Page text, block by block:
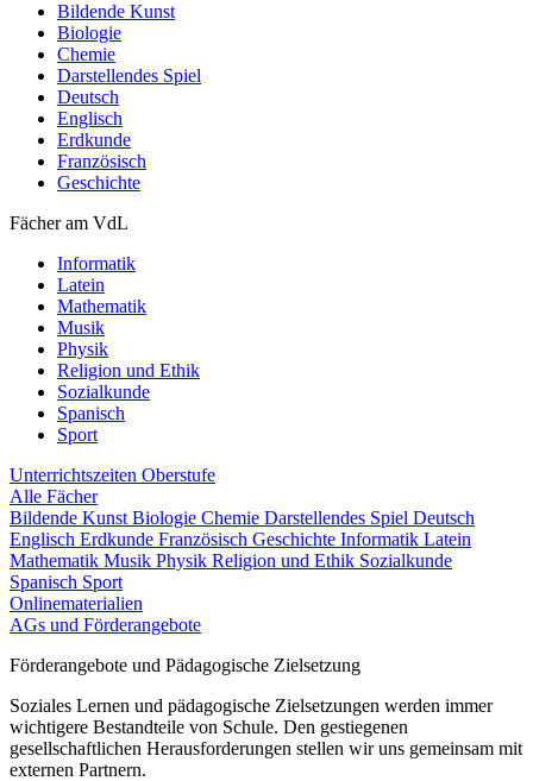
Bildende Kunst
Biologie
Chemie
Darstellendes Spiel
Deutsch
Englisch
Erdkunde
Französisch
Geschichte
Fächer am VdL
Informatik
Latein
Mathematik
Musik
Physik
Religion und Ethik
Sozialkunde
Spanisch
Sport
Unterrichtszeiten Oberstufe
Alle Fächer
Bildende Kunst Biologie Chemie Darstellendes Spiel Deutsch
Englisch Erdkunde Französisch Geschichte Informatik Latein
Mathematik Musik Physik Religion und Ethik Sozialkunde
Spanisch Sport
Onlinematerialien
AGs und Förderangebote
Förderangebote und Pädagogische Zielsetzung
Soziales Lernen und pädagogische Zielsetzungen werden immer
wichtigere Bestandteile von Schule. Den gestiegenen
gesellschaftlichen Herausforderungen stellen wir uns gemeinsam mit
externen Partnern.